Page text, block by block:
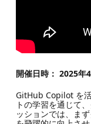
開催日時： 2025年
GitHub Copilot を
トの学習を通じて
ッションでは、ま